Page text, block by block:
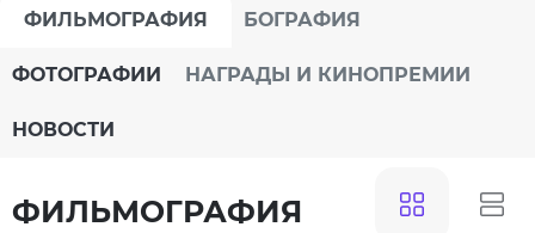
ФИЛЬМОГРАФИЯ БОГРАФИЯ
ФОТОГРАФИИ НАГРАДЫ И КИНОПРЕМИИ
НОВОСТИ
ФИЛЬМОГРАФИЯ